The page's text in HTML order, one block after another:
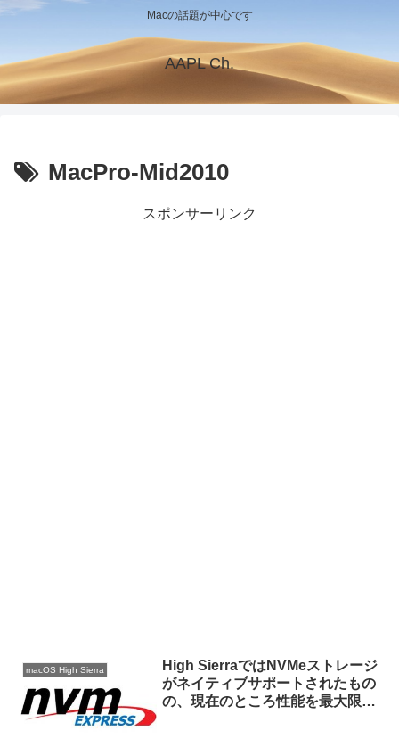
Macの話題が中心です
AAPL Ch.
MacPro-Mid2010
スポンサーリンク
macOS High Sierra
High SierraではNVMeストレージ
がネイティブサポートされたもの
の、現在のところ性能を最大限引